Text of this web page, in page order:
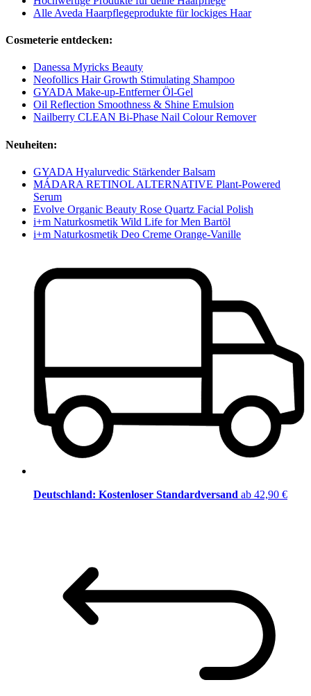
Alle Aveda Haarpflegeprodukte für lockiges Haar
Cosmeterie entdecken:
Danessa Myricks Beauty
Neofollics Hair Growth Stimulating Shampoo
GYADA Make-up-Entferner Öl-Gel
Oil Reflection Smoothness & Shine Emulsion
Nailberry CLEAN Bi-Phase Nail Colour Remover
Neuheiten:
GYADA Hyalurvedic Stärkender Balsam
MÁDARA RETINOL ALTERNATIVE Plant-Powered
Serum
Evolve Organic Beauty Rose Quartz Facial Polish
i+m Naturkosmetik Wild Life for Men Bartöl
i+m Naturkosmetik Deo Creme Orange-Vanille
Deutschland: Kostenloser Standardversand ab 42,90 €